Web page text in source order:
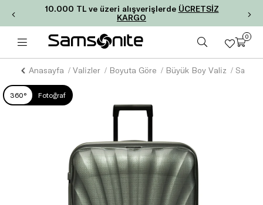
10.000 TL ve üzeri alışverişlerde ÜCRETSİZ
KARGO
0
Anasayfa Valizler Boyuta Göre Büyük Boy Valiz
360° Fotoğraf